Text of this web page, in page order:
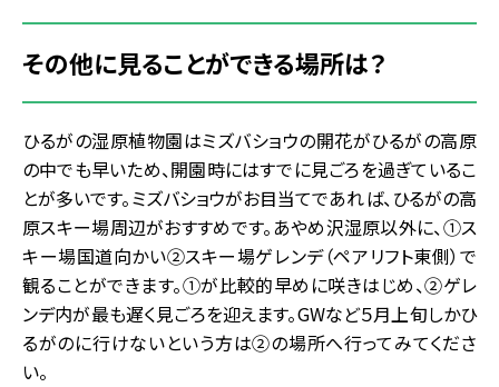
その他に見ることができる場所は？
ひるがの湿原植物園はミズバショウの開花がひるがの高原
の中でも早いため、開園時にはすでに見ごろを過ぎているこ
とが多いです。ミズバショウがお目当てであれば、ひるがの高
原スキー場周辺がおすすめです。あやめ沢湿原以外に、①ス
キー場国道向かい②スキー場ゲレンデ（ペアリフト東側）で
観ることができます。①が比較的早めに咲きはじめ、②ゲレ
ンデ内が最も遅く見ごろを迎えます。GWなど５月上旬しかひ
るがのに行けないという方は②の場所へ行ってみてくださ
い。